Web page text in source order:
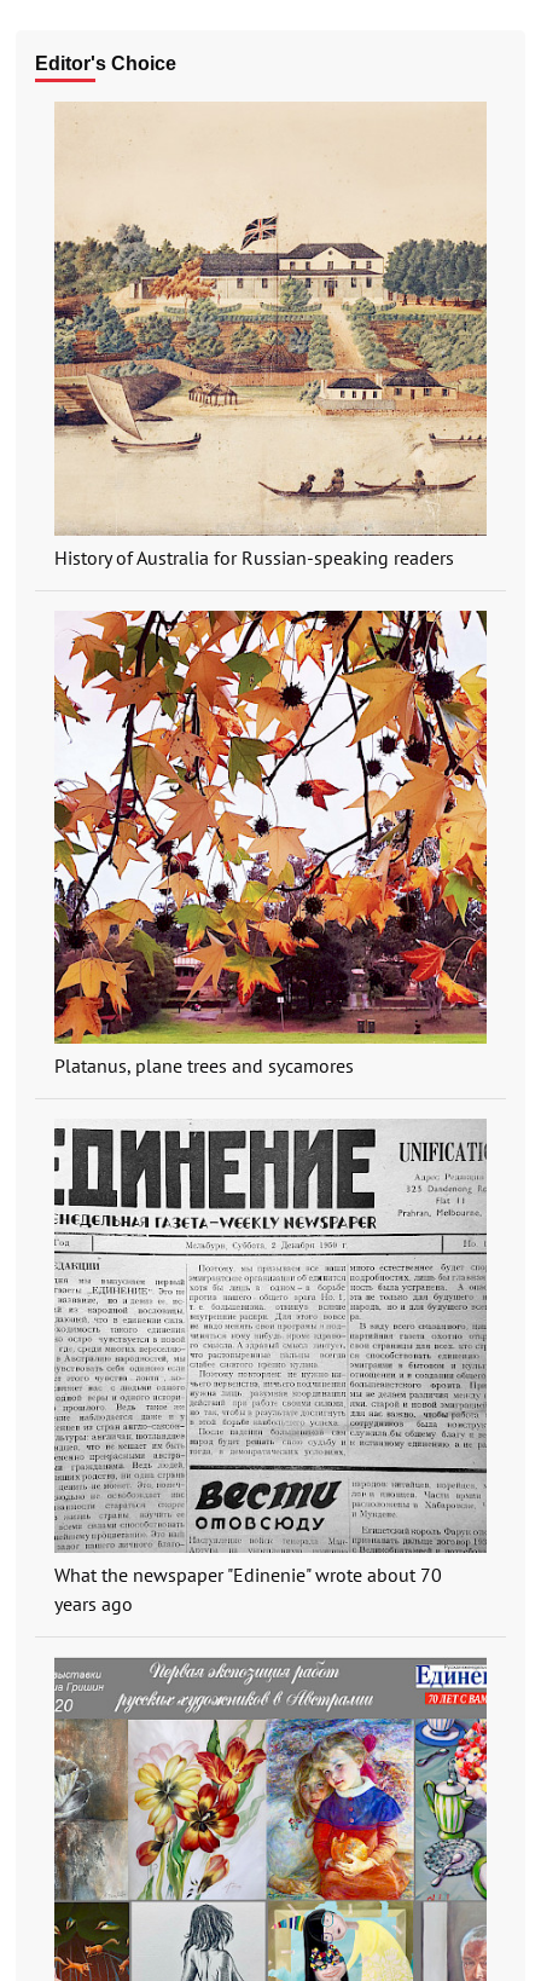
Editor's Choice
History of Australia for Russian-speaking readers
Platanus, plane trees and sycamores
What the newspaper "Edinenie" wrote about 70
years ago